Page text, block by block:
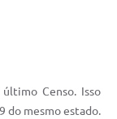
Censo. Isso
do mesmo estado.